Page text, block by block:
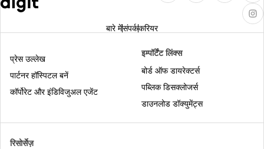
पासपोर्ट में जीवनसाथी का नाम कैसे जोड़ें
पासपोर्ट के लिए आवेदन कैसे करें
तत्काल पासपोर्ट
बारे मेंसंपर्ककरियर
रिसोर्सेज़
प्रेस उल्लेख
पार्टनर हॉस्पिटल बनें
कॉर्पोरेट और इंडिविजुअल एजेंट
इम्पॉर्टेंट लिंक्स
बोर्ड ऑफ डायरेक्टर्स
पब्लिक डिसक्लोजर्स
डाउनलोड डॉक्युमेंट्स